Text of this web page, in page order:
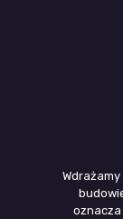
oznacza